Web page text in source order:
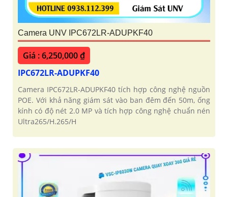
Camera UNV IPC672LR-ADUPKF40
Giá : 6,250,000 ₫
IPC672LR-ADUPKF40
Camera IPC672LR-ADUPKF40 tích hợp công nghệ nguồn
POE. Với khả năng giám sát vào ban đêm đến 50m, ống
kính có độ nét 2.0 MP và tích hợp công nghệ chuẩn nén
Ultra265/H.265/H